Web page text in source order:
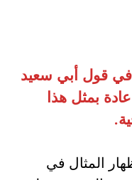
في قول أبي سعيد
بمثل هذا
.
المثال في